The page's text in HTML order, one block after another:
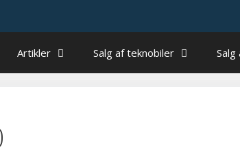
Artikler Salg af teknobiler